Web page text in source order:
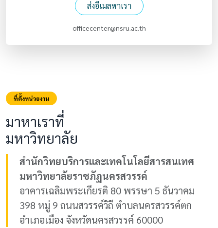
ส่งอีเมลหาเรา
officecenter@nsru.ac.th
ที่ตั้งหน่วยงาน
มาหาเราที่
มหาวิทยาลัย
สำนักวิทยบริการและเทคโนโลยีสารสนเทศ
มหาวิทยาลัยราชภัฏนครสวรรค์
อาคารเฉลิมพระเกียรติ 80 พรรษา 5 ธันวาคม
398 หมู่ 9 ถนนสวรรค์วิถี ตำบลนครสวรรค์ตก
อำเภอเมือง จังหวัดนครสวรรค์ 60000